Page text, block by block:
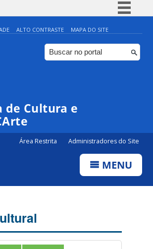
Simplifique!
Comunica BR
Participe
ALTO CONTRASTE MAPA DO SITE
de Cultura e
Área Restrita Administradores do Site
MENU